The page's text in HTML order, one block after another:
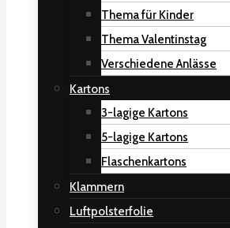
Thema für Kinder
Thema Valentinstag
Verschiedene Anlässe
Kartons
3-lagige Kartons
5-lagige Kartons
Flaschenkartons
Klammern
Luftpolsterfolie